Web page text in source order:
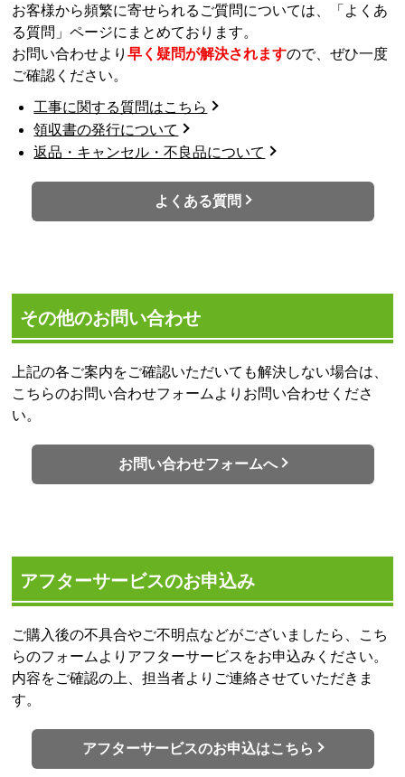
お客様から頻繁に寄せられるご質問については、「よくあ
る質問」ページにまとめております。
お問い合わせより早く疑問が解決されますので、ぜひ一度
ご確認ください。
工事に関する質問はこちら
領収書の発行について
返品・キャンセル・不良品について
よくある質問
その他のお問い合わせ
上記の各ご案内をご確認いただいても解決しない場合は、
こちらのお問い合わせフォームよりお問い合わせくださ
い。
お問い合わせフォームへ
アフターサービスのお申込み
ご購入後の不具合やご不明点などがございましたら、こち
らのフォームよりアフターサービスをお申込みください。
内容をご確認の上、担当者よりご連絡させていただきま
す。
アフターサービスのお申込はこちら